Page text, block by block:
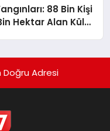
88 Bin Kişi
Hektar Alan Kül
Doğru Adresi